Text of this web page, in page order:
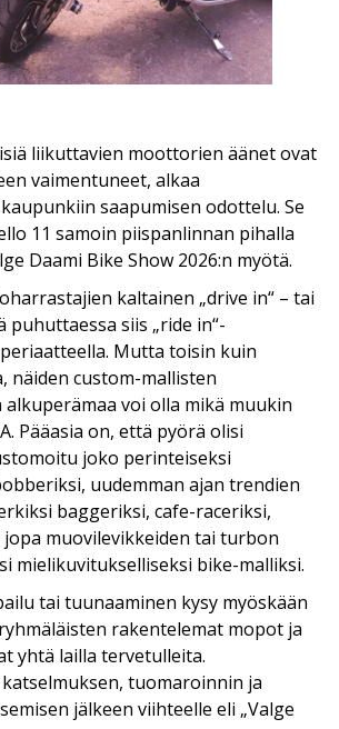
liikuttavien moottorien äänet ovat
vaimentuneet, alkaa
saapumisen odottelu. Se
11 samoin piispanlinnan pihalla
Daami Bike Show 2026:n myötä.
kaltainen „drive in“ – tai
siis „ride in“-
Mutta toisin kuin
näiden custom-mallisten
voi olla mikä muukin
Pääasia on, että pyörä olisi
joko perinteiseksi
uudemman ajan trendien
baggeriksi, cafe-raceriksi,
muovilevikkeiden tai turbon
mielikuvitukselliseksi bike-malliksi.
tai tuunaaminen kysy myöskään
rakentelemat mopot ja
yhtä lailla tervetulleita.
tuomaroinnin ja
jälkeen viihteelle eli „Valge